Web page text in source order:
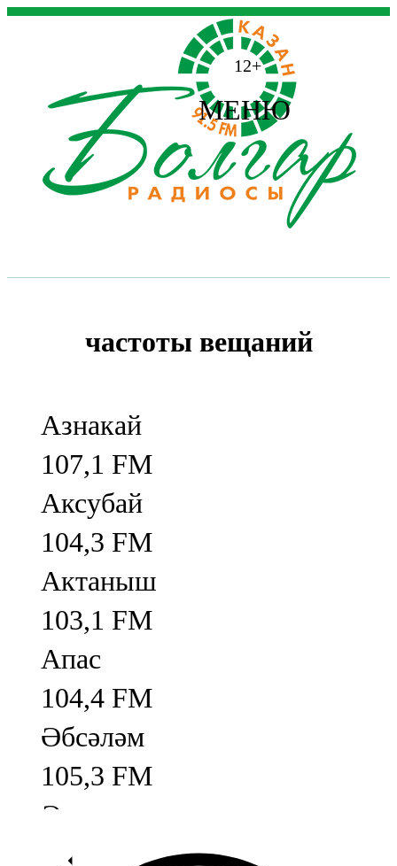
12+
МЕНЮ
частоты вещаний
Азнакай
107,1 FM
Аксубай
104,3 FM
Актаныш
103,1 FM
Апас
104,4 FM
Әбсәләм
105,3 FM
Әлмәт
92,9 FM